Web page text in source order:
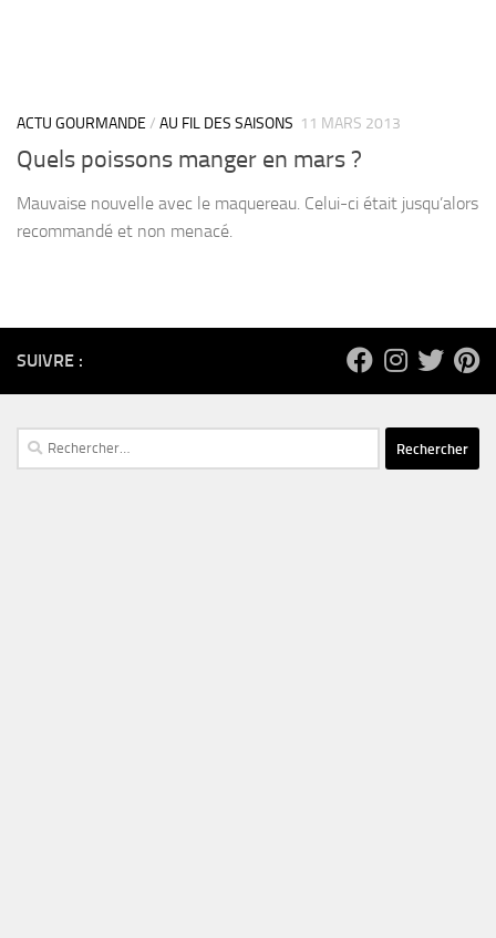
ACTU GOURMANDE / AU FIL DES SAISONS 11 MARS 2013
Quels poissons manger en mars ?
Mauvaise nouvelle avec le maquereau. Celui-ci était jusqu’alors
recommandé et non menacé.
SUIVRE :
Rechercher :